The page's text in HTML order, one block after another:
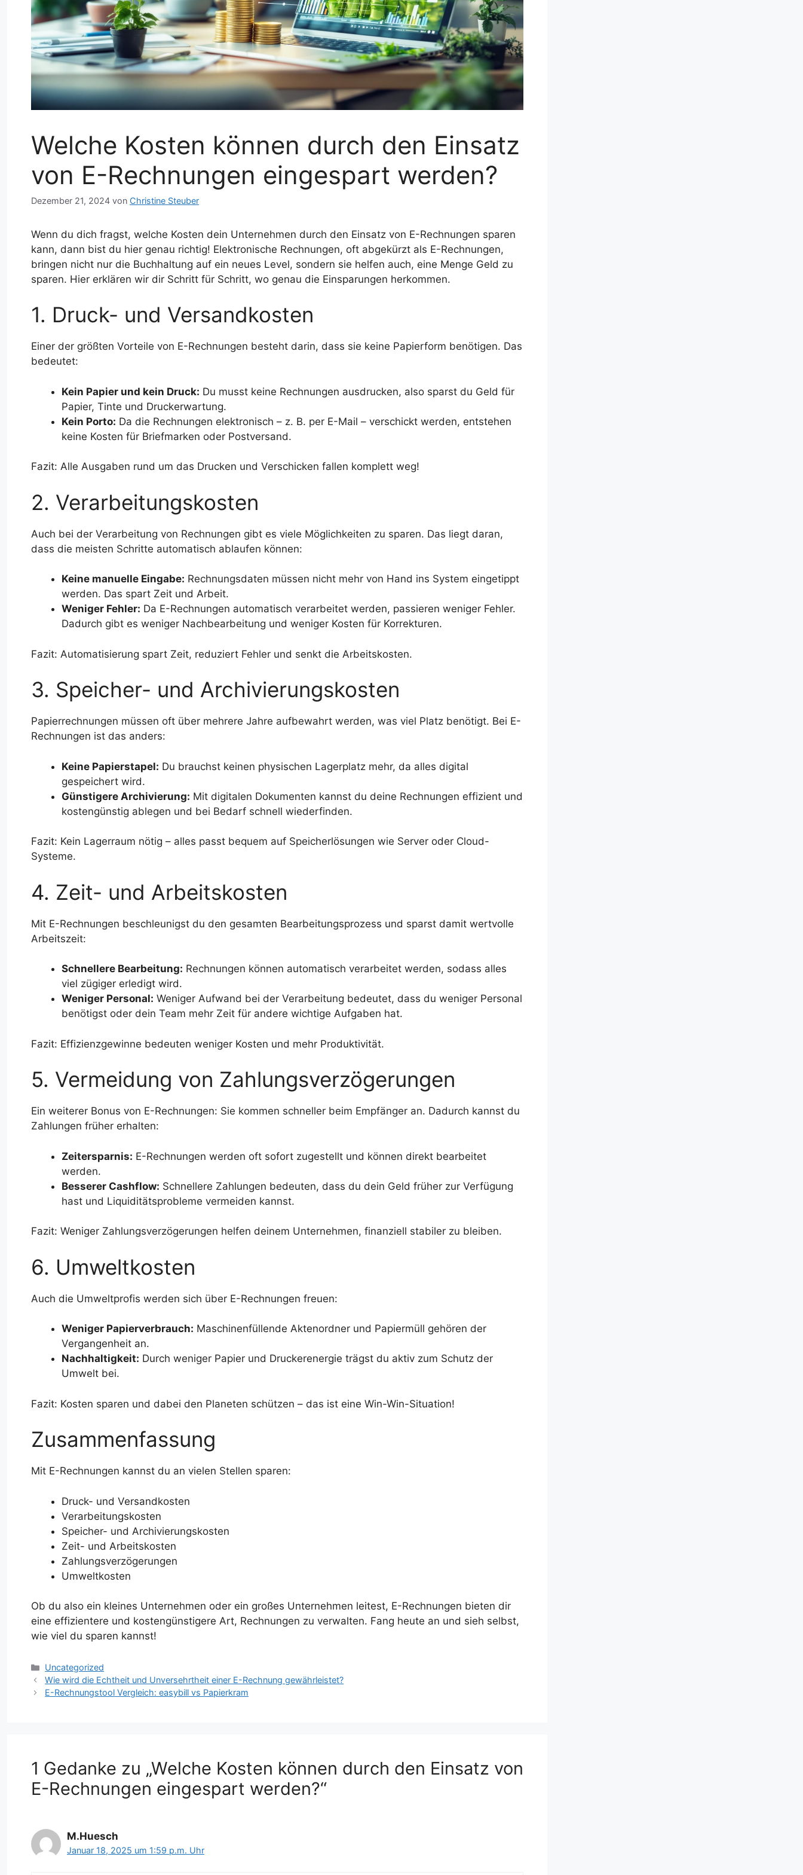
Welche Kosten können durch den Einsatz
von E-Rechnungen eingespart werden?
Dezember 21, 2024 von Christine Steuber
Wenn du dich fragst, welche Kosten dein Unternehmen durch den Einsatz von E-Rechnungen sparen
kann, dann bist du hier genau richtig! Elektronische Rechnungen, oft abgekürzt als E-Rechnungen,
bringen nicht nur die Buchhaltung auf ein neues Level, sondern sie helfen auch, eine Menge Geld zu
sparen. Hier erklären wir dir Schritt für Schritt, wo genau die Einsparungen herkommen.
1. Druck- und Versandkosten
Einer der größten Vorteile von E-Rechnungen besteht darin, dass sie keine Papierform benötigen. Das
bedeutet:
Kein Papier und kein Druck: Du musst keine Rechnungen ausdrucken, also sparst du Geld für
Papier, Tinte und Druckerwartung.
Kein Porto: Da die Rechnungen elektronisch – z. B. per E-Mail – verschickt werden, entstehen
keine Kosten für Briefmarken oder Postversand.
Fazit: Alle Ausgaben rund um das Drucken und Verschicken fallen komplett weg!
2. Verarbeitungskosten
Auch bei der Verarbeitung von Rechnungen gibt es viele Möglichkeiten zu sparen. Das liegt daran,
dass die meisten Schritte automatisch ablaufen können:
Keine manuelle Eingabe: Rechnungsdaten müssen nicht mehr von Hand ins System eingetippt
werden. Das spart Zeit und Arbeit.
Weniger Fehler: Da E-Rechnungen automatisch verarbeitet werden, passieren weniger Fehler.
Dadurch gibt es weniger Nachbearbeitung und weniger Kosten für Korrekturen.
Fazit: Automatisierung spart Zeit, reduziert Fehler und senkt die Arbeitskosten.
3. Speicher- und Archivierungskosten
Papierrechnungen müssen oft über mehrere Jahre aufbewahrt werden, was viel Platz benötigt. Bei E-
Rechnungen ist das anders:
Keine Papierstapel: Du brauchst keinen physischen Lagerplatz mehr, da alles digital
gespeichert wird.
Günstigere Archivierung: Mit digitalen Dokumenten kannst du deine Rechnungen effizient und
kostengünstig ablegen und bei Bedarf schnell wiederfinden.
Fazit: Kein Lagerraum nötig – alles passt bequem auf Speicherlösungen wie Server oder Cloud-
Systeme.
4. Zeit- und Arbeitskosten
Mit E-Rechnungen beschleunigst du den gesamten Bearbeitungsprozess und sparst damit wertvolle
Arbeitszeit:
Schnellere Bearbeitung: Rechnungen können automatisch verarbeitet werden, sodass alles
viel zügiger erledigt wird.
Weniger Personal: Weniger Aufwand bei der Verarbeitung bedeutet, dass du weniger Personal
benötigst oder dein Team mehr Zeit für andere wichtige Aufgaben hat.
Fazit: Effizienzgewinne bedeuten weniger Kosten und mehr Produktivität.
5. Vermeidung von Zahlungsverzögerungen
Ein weiterer Bonus von E-Rechnungen: Sie kommen schneller beim Empfänger an. Dadurch kannst du
Zahlungen früher erhalten:
Zeitersparnis: E-Rechnungen werden oft sofort zugestellt und können direkt bearbeitet
werden.
Besserer Cashflow: Schnellere Zahlungen bedeuten, dass du dein Geld früher zur Verfügung
hast und Liquiditätsprobleme vermeiden kannst.
Fazit: Weniger Zahlungsverzögerungen helfen deinem Unternehmen, finanziell stabiler zu bleiben.
6. Umweltkosten
Auch die Umweltprofis werden sich über E-Rechnungen freuen:
Weniger Papierverbrauch: Maschinenfüllende Aktenordner und Papiermüll gehören der
Vergangenheit an.
Nachhaltigkeit: Durch weniger Papier und Druckerenergie trägst du aktiv zum Schutz der
Umwelt bei.
Fazit: Kosten sparen und dabei den Planeten schützen – das ist eine Win-Win-Situation!
Zusammenfassung
Mit E-Rechnungen kannst du an vielen Stellen sparen:
Druck- und Versandkosten
Verarbeitungskosten
Speicher- und Archivierungskosten
Zeit- und Arbeitskosten
Zahlungsverzögerungen
Umweltkosten
Ob du also ein kleines Unternehmen oder ein großes Unternehmen leitest, E-Rechnungen bieten dir
eine effizientere und kostengünstigere Art, Rechnungen zu verwalten. Fang heute an und sieh selbst,
wie viel du sparen kannst!
Kategorien
Uncategorized
Wie wird die Echtheit und Unversehrtheit einer E-Rechnung gewährleistet?
E-Rechnungstool Vergleich: easybill vs Papierkram
1 Gedanke zu „Welche Kosten können durch den Einsatz von
E-Rechnungen eingespart werden?“
M.Huesch
Januar 18, 2025 um 1:59 p.m. Uhr